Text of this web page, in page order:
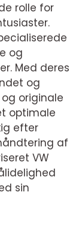
rolle for
og
Med deres
og
originale
optimale
efter
af
VW
sin